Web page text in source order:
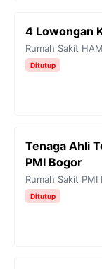
4 Lowongan
Rumah Sakit
Ditutup
Tenaga Ahli
PMI Bogor
Rumah Sakit PMI
Ditutup